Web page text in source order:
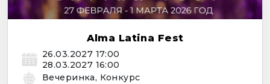
Alma Latina Fest
26.03.2027 17:00
28.03.2027 16:00
Вечеринка, Конкурс